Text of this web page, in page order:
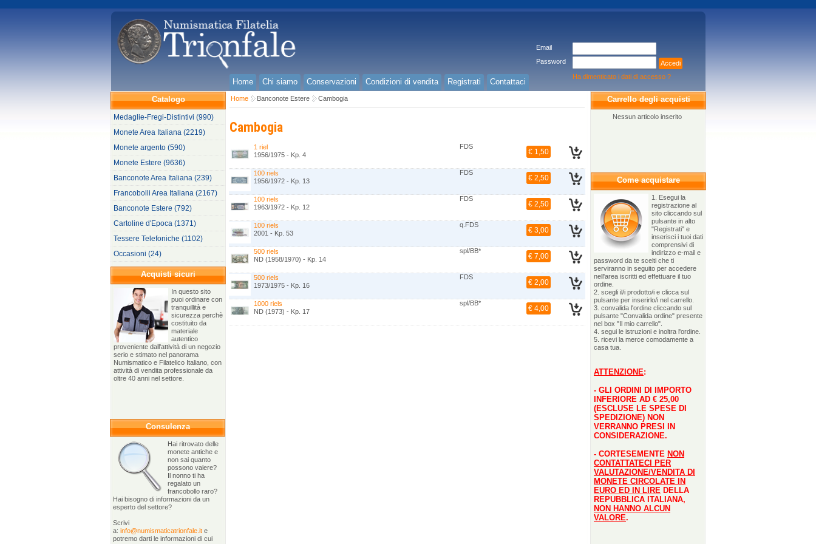
Email
Password
Accedi
Ha dimenticato i dati di accesso ?
Home Chi siamo Conservazioni Condizioni di vendita Registrati
Contattaci
Catalogo
Medaglie-Fregi-Distintivi (990)
Monete Area Italiana (2219)
Monete argento (590)
Monete Estere (9636)
Banconote Area Italiana (239)
Francobolli Area Italiana (2167)
Banconote Estere (792)
Cartoline d'Epoca (1371)
Tessere Telefoniche (1102)
Occasioni (24)
Acquisti sicuri
In questo sito
puoi ordinare con
tranquillità e
sicurezza perchè
costituito da
materiale
autentico
proveniente dall'attività di un negozio
serio e stimato nel panorama
Numismatico e Filatelico Italiano, con
attività di vendita professionale da
oltre 40 anni nel settore.
Consulenza
Hai ritrovato delle
monete antiche e
non sai quanto
possono valere?
Il nonno ti ha
regalato un
francobollo raro?
Hai bisogno di informazioni da un
esperto del settore?
Scrivi
a: info@numismaticatrionfale.it e
potremo darti le informazioni di cui
Carrello degli acquisti
Nessun articolo inserito
Come acquistare
1. Esegui la
registrazione al
sito cliccando sul
pulsante in alto
"Registrati" e
inserisci i tuoi dati
comprensivi di
indirizzo e-mail e
password da te scelti che ti
serviranno in seguito per accedere
nell'area iscritti ed effettuare il tuo
ordine.
2. scegli il/i prodotto/i e clicca sul
pulsante per inserirlo/i nel carrello.
3. convalida l'ordine cliccando sul
pulsante "Convalida ordine" presente
nel box "Il mio carrello".
4. segui le istruzioni e inoltra l'ordine.
5. ricevi la merce comodamente a
casa tua.
ATTENZIONE:
- GLI ORDINI DI IMPORTO
INFERIORE AD € 25,00
(ESCLUSE LE SPESE DI
SPEDIZIONE) NON
VERRANNO PRESI IN
CONSIDERAZIONE.
- CORTESEMENTE NON
CONTATTATECI PER
VALUTAZIONE/VENDITA DI
MONETE CIRCOLATE IN
EURO ED IN LIRE DELLA
REPUBBLICA ITALIANA,
NON HANNO ALCUN
VALORE.
Home Banconote Estere Cambogia
Cambogia
1 riel
FDS
1956/1975 - Kp. 4
€ 1,50
100 riels
FDS
1956/1972 - Kp. 13
€ 2,50
100 riels
FDS
1963/1972 - Kp. 12
€ 2,50
100 riels
q.FDS
2001 - Kp. 53
€ 3,00
500 riels
spl/BB*
ND (1958/1970) - Kp. 14
€ 7,00
500 riels
FDS
1973/1975 - Kp. 16
€ 2,00
1000 riels
spl/BB*
ND (1973) - Kp. 17
€ 4,00